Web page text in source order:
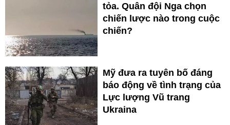
tỏa. Quân đội Nga chọn
chiến lược nào trong cuộc
chiến?
Mỹ đưa ra tuyên bố đáng
báo động về tình trạng của
Lực lượng Vũ trang
Ukraina